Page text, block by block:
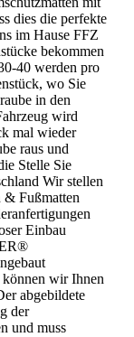
dies die perfekte
im Hause FFZ
bekommen
40 werden pro
wo Sie
in den
wird
mal wieder
raus und
Stelle Sie
Wir stellen
Fußmatten
Einbau
wir Ihnen
abgebildete
der
und muss